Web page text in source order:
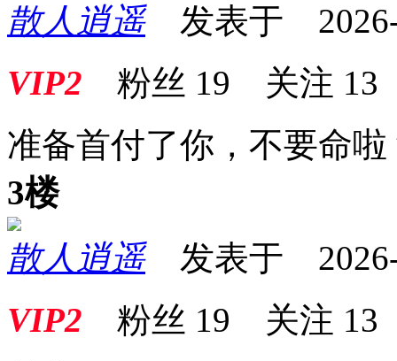
散人逍遥发表于 2026-
VIP2 粉丝 19 关注 13
准备首付了你，不要命啦
3楼
散人逍遥发表于 2026-
VIP2 粉丝 19 关注 13